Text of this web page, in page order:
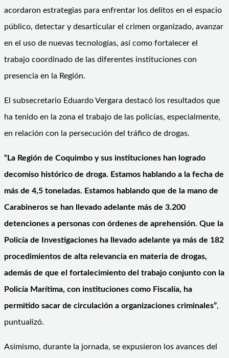
acordaron estrategias para enfrentar los delitos en el espacio
público, detectar y desarticular el crimen organizado, avanzar
en el uso de nuevas tecnologías, así como fortalecer el
trabajo coordinado de las diferentes instituciones con
presencia en la Región.
El subsecretario Eduardo Vergara destacó los resultados que
ha tenido en la zona el trabajo de las policías, especialmente,
en relación con la persecución del tráfico de drogas.
“La Región de Coquimbo y sus instituciones han logrado
decomiso histórico de droga. Estamos hablando a la fecha de
más de 4,5 toneladas. Estamos hablando que de la mano de
Carabineros se han llevado adelante más de 3.200
detenciones a personas con órdenes de aprehensión. Que la
Policía de Investigaciones ha llevado adelante ya más de 182
procedimientos de alta relevancia en materia de drogas,
además de que el fortalecimiento del trabajo conjunto con la
Policía Marítima, con instituciones como Fiscalía, ha
permitido sacar de circulación a organizaciones criminales”,
puntualizó.
Asimismo, durante la jornada, se expusieron los avances del